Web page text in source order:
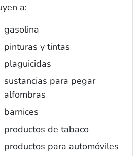
a:
gasolina
pinturas y tintas
plaguicidas
sustancias para pegar
alfombras
barnices
productos de tabaco
productos para automóviles